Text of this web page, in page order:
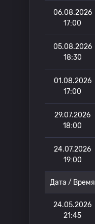
06.08.2026
17:00
05.08.2026
18:30
01.08.2026
17:00
29.07.2026
18:00
24.07.2026
19:00
Дата / Время
24.05.2026
21:45